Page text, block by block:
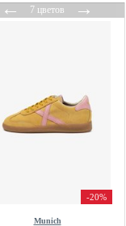
←7 цветов→
-20%
Munich